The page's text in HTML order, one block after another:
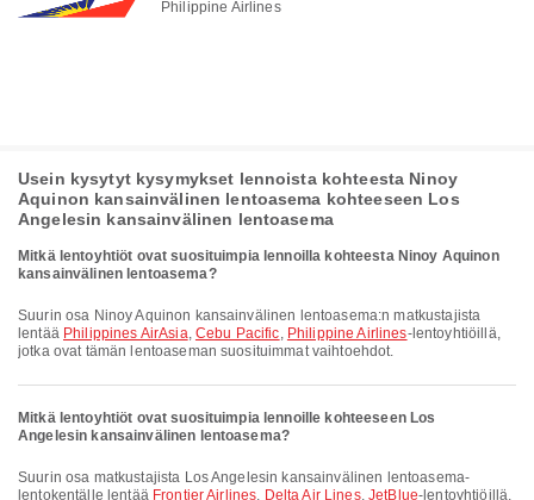
Philippine Airlines
Usein kysytyt kysymykset lennoista kohteesta Ninoy
Aquinon kansainvälinen lentoasema kohteeseen Los
Angelesin kansainvälinen lentoasema
Mitkä lentoyhtiöt ovat suosituimpia lennoilla kohteesta Ninoy Aquinon
kansainvälinen lentoasema?
Suurin osa Ninoy Aquinon kansainvälinen lentoasema:n matkustajista
lentää Philippines AirAsia, Cebu Pacific, Philippine Airlines-lentoyhtiöillä,
jotka ovat tämän lentoaseman suosituimmat vaihtoehdot.
Mitkä lentoyhtiöt ovat suosituimpia lennoille kohteeseen Los
Angelesin kansainvälinen lentoasema?
Suurin osa matkustajista Los Angelesin kansainvälinen lentoasema-
lentokentälle lentää Frontier Airlines, Delta Air Lines,JetBlue-lentoyhtiöillä,